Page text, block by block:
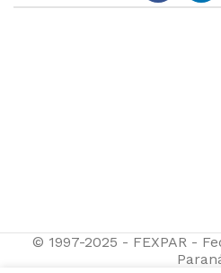
© 1997-2025 - FEXPAR -